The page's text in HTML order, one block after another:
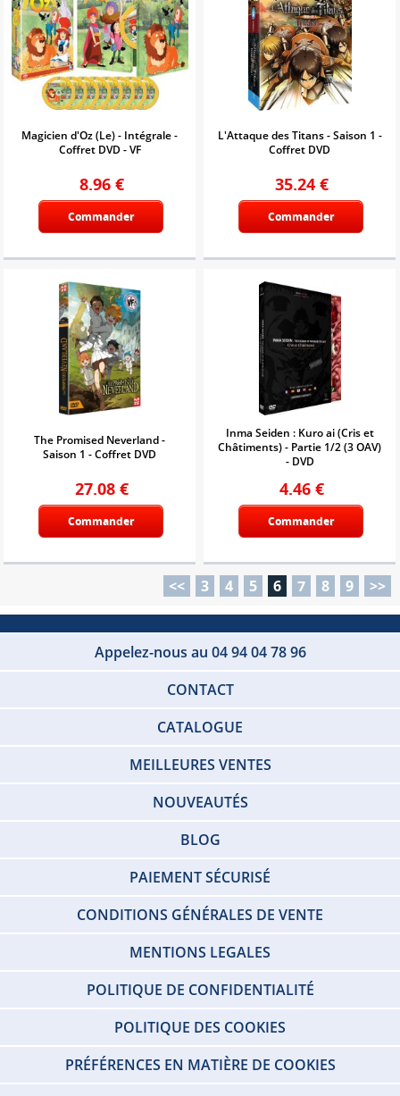
Magicien d'Oz (Le) - Intégrale -
Coffret DVD - VF
8.96 €
Commander
L'Attaque des Titans - Saison 1 -
Coffret DVD
35.24 €
Commander
The Promised Neverland -
Saison 1 - Coffret DVD
27.08 €
Commander
Inma Seiden : Kuro ai (Cris et
Châtiments) - Partie 1/2 (3 OAV)
- DVD
4.46 €
Commander
<< 3 4 5 6 7 8 9 >>
Appelez-nous au 04 94 04 78 96
CONTACT
CATALOGUE
MEILLEURES VENTES
NOUVEAUTÉS
BLOG
PAIEMENT SÉCURISÉ
CONDITIONS GÉNÉRALES DE VENTE
MENTIONS LEGALES
POLITIQUE DE CONFIDENTIALITÉ
POLITIQUE DES COOKIES
PRÉFÉRENCES EN MATIÈRE DE COOKIES